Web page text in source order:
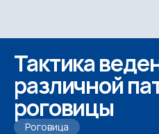
Тактика
различной
роговицы
Роговица